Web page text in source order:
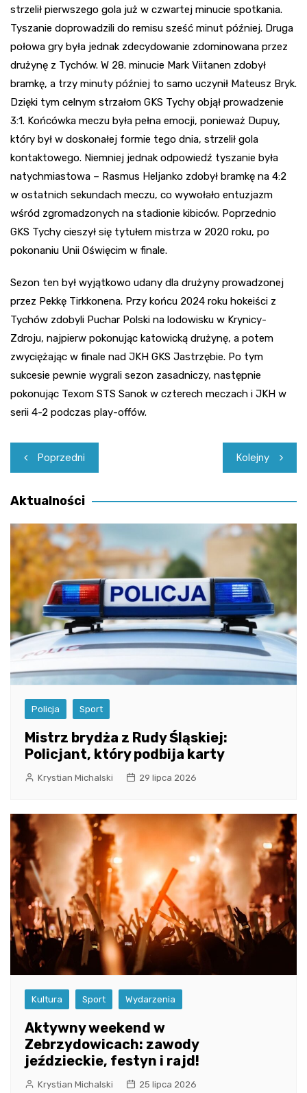
strzelił pierwszego gola już w czwartej minucie spotkania.
Tyszanie doprowadzili do remisu sześć minut później. Druga
połowa gry była jednak zdecydowanie zdominowana przez
drużynę z Tychów. W 28. minucie Mark Viitanen zdobył
bramkę, a trzy minuty później to samo uczynił Mateusz Bryk.
Dzięki tym celnym strzałom GKS Tychy objął prowadzenie
3:1. Końcówka meczu była pełna emocji, ponieważ Dupuy,
który był w doskonałej formie tego dnia, strzelił gola
kontaktowego. Niemniej jednak odpowiedź tyszanie była
natychmiastowa – Rasmus Heljanko zdobył bramkę na 4:2
w ostatnich sekundach meczu, co wywołało entuzjazm
wśród zgromadzonych na stadionie kibiców. Poprzednio
GKS Tychy cieszył się tytułem mistrza w 2020 roku, po
pokonaniu Unii Oświęcim w finale.
Sezon ten był wyjątkowo udany dla drużyny prowadzonej
przez Pekkę Tirkkonena. Przy końcu 2024 roku hokeiści z
Tychów zdobyli Puchar Polski na lodowisku w Krynicy-
Zdroju, najpierw pokonując katowicką drużynę, a potem
zwyciężając w finale nad JKH GKS Jastrzębie. Po tym
sukcesie pewnie wygrali sezon zasadniczy, następnie
pokonując Texom STS Sanok w czterech meczach i JKH w
serii 4-2 podczas play-offów.
Nawigacja
wpisu
Poprzedni Kolejny
Aktualności
Policja Sport
Mistrz brydża z Rudy Śląskiej:
Policjant, który podbija karty
Krystian Michalski 29 lipca 2026
Kultura Sport Wydarzenia
Aktywny weekend w
Zebrzydowicach: zawody
jeździeckie, festyn i rajd!
Krystian Michalski 25 lipca 2026